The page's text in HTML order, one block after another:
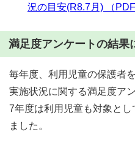
況の目安(R8.7月) （PDF
満足度アンケートの結果
毎年度、利用児童の保護者
実施状況に関する満足度ア
7年度は利用児童も対象と
ました。